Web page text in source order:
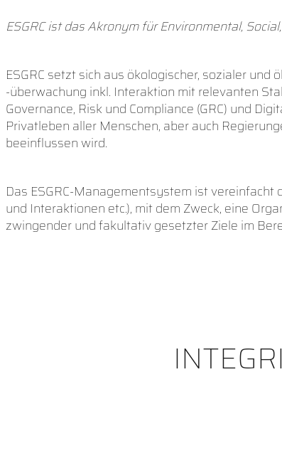
ESGRC ist das Akronym für Environmental,
ESGRC setzt sich aus ökologischer, sozialer
-überwachung inkl. Interaktion mit relevanten
Governance, Risk und Compliance (GRC) und
Privatleben aller Menschen, aber auch
beeinflussen wird.
Das ESGRC-Managementsystem ist
und Interaktionen etc.), mit dem Zweck, eine
zwingender und fakultativ gesetzter Ziele im